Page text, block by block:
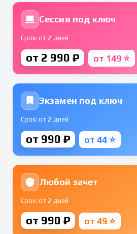
Сессия под ключ
Срок: от 2 дней
от 2 990 ₽ от 149 ⭐
Экзамен под ключ
Срок: от 2 дней
от 990 ₽ от 44 ⭐
Любой зачет
Срок: от 2 дней
от 990 ₽ от 49 ⭐